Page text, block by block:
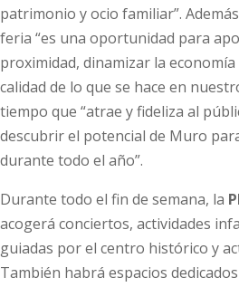
patrimonio y ocio familiar”.
feria “es una oportunidad para
proximidad, dinamizar la
calidad de lo que se hace en
tiempo que “atrae y fideliza al
descubrir el potencial de Muro
durante todo el año”.
Durante todo el fin de semana, la
acogerá conciertos, actividades
guiadas por el centro histórico y
También habrá espacios